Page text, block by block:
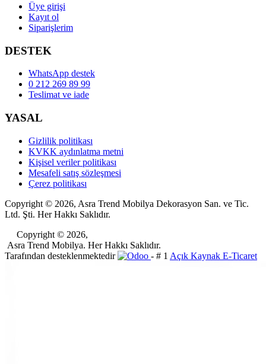
Üye girişi
Kayıt ol
Siparişlerim
DESTEK
WhatsApp destek
0 212 269 89 99
Teslimat ve iade
YASAL
Gizlilik politikası
KVKK aydınlatma metni
Kişisel veriler politikası
Mesafeli satış sözleşmesi
Çerez politikası
Copyright © 2026, Asra Trend Mobilya Dekorasyon San. ve Tic.
Ltd. Şti. Her Hakkı Saklıdır.
​Copyright © 2026,
Asra Trend Mobilya. Her Hakkı Saklıdır.
Tarafından desteklenmektedir
- # 1 Açık Kaynak E-Ticaret